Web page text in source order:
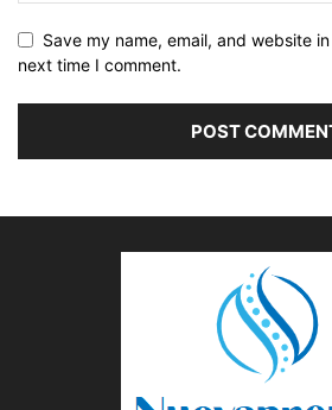
Save my name, email, and website
next time I comment.